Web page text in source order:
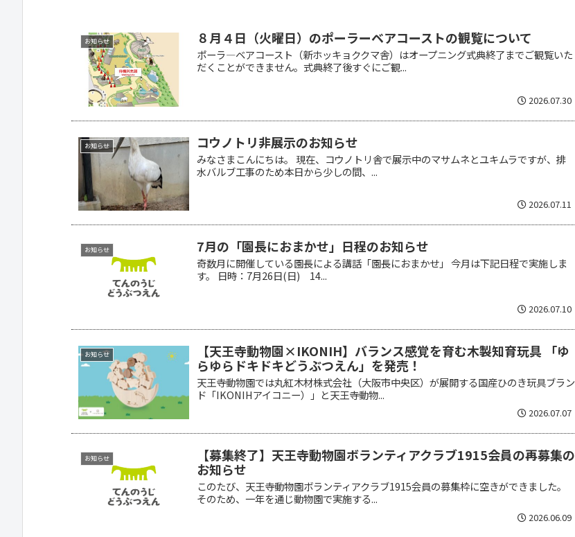
お知らせ ８月４日（火曜日）のポーラーベアコーストの観覧について
ポーラ―ベアコースト（新ホッキョククマ舎）はオープニング式典終了までご観覧いた
だくことができません。式典終了後すぐにご観...
2026.07.30
お知らせ コウノトリ非展示のお知らせ
みなさまこんにちは。 現在、コウノトリ舎で展示中のマサムネとユキムラですが、排
水バルブ工事のため本日から少しの間、...
2026.07.11
お知らせ 7月の「園長におまかせ」日程のお知らせ
奇数月に開催している園長による講話「園長におまかせ」 今月は下記日程で実施しま
す。 日時：7月26日(日) 14...
2026.07.10
お知らせ
【天王寺動物園×IKONIH】バランス感覚を育む木製知育玩具 「ゆ
らゆらドキドキどうぶつえん」を発売！
天王寺動物園では丸紅木材株式会社（大阪市中央区）が展開する国産ひのき玩具ブラン
ド「IKONIHアイコニー）」と天王寺動物...
2026.07.07
お知らせ
【募集終了】天王寺動物園ボランティアクラブ1915会員の再募集の
お知らせ
このたび、天王寺動物園ボランティアクラブ1915会員の募集枠に空きができました。
そのため、一年を通じ動物園で実施する...
2026.06.09